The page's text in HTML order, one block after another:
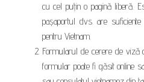
cu cel puțin o pagină liberă.
pașaportul dvs. are
pentru Vietnam.
Formularul de cerere de viză
formular poate fi găsit online